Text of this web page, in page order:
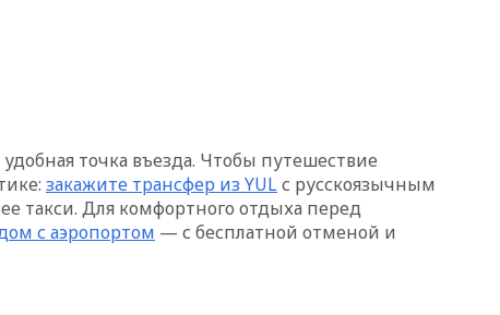
точка въезда. Чтобы путешествие
закажите трансфер из YULс русскоязычным
такси. Для комфортного отдыха перед
с аэропортом — с бесплатной отменой и